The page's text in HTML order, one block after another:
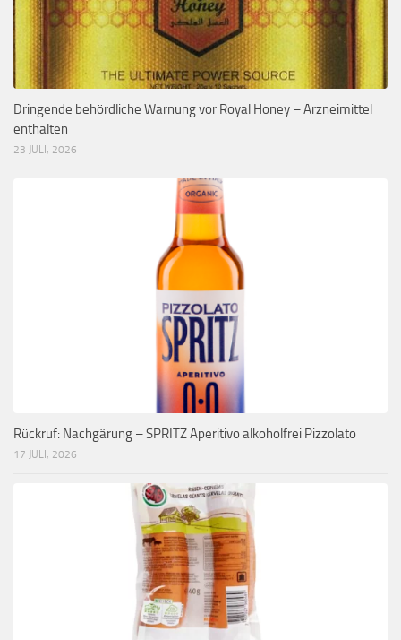
Dringende behördliche Warnung vor Royal Honey – Arzneimittel
enthalten
23 JULI, 2026
Rückruf: Nachgärung – SPRITZ Aperitivo alkoholfrei Pizzolato
17 JULI, 2026